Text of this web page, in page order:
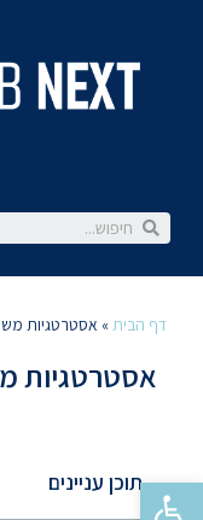
פתח סרגל
דף הבית » אסטרטגיות
אסטרטגיות
תוכן עניינים